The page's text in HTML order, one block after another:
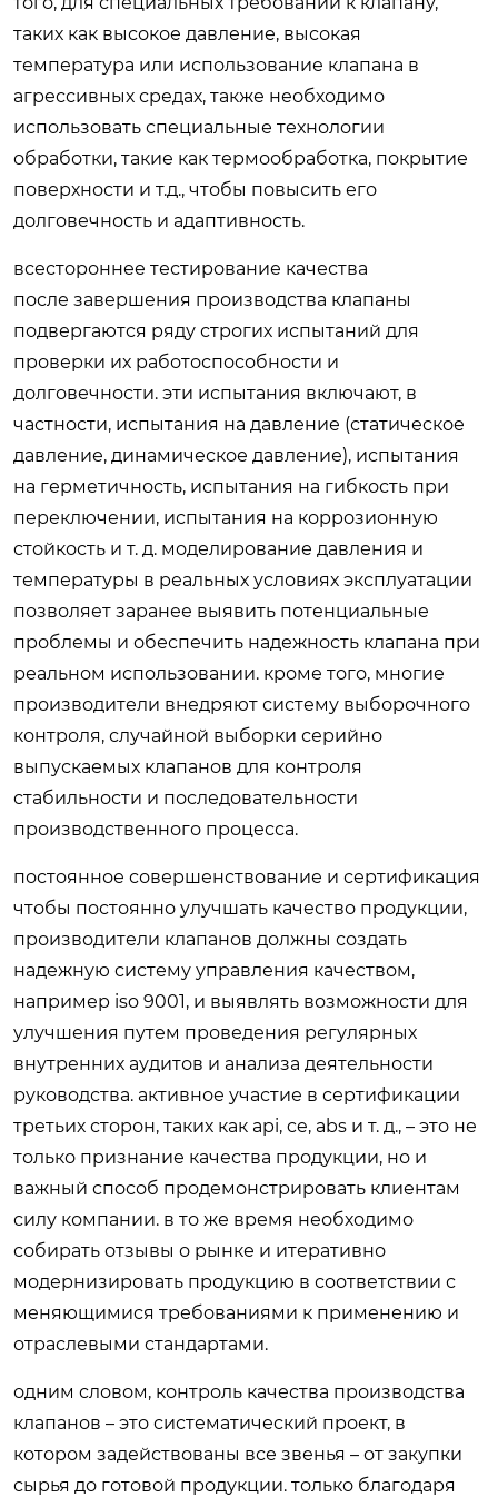
таких как высокое давление, высокая
температура или использование клапана в
агрессивных средах, также необходимо
использовать специальные технологии
обработки, такие как термообработка, покрытие
поверхности и т.д., чтобы повысить его
долговечность и адаптивность.
всестороннее тестирование качества
после завершения производства клапаны
подвергаются ряду строгих испытаний для
проверки их работоспособности и
долговечности. эти испытания включают, в
частности, испытания на давление (статическое
давление, динамическое давление), испытания
на герметичность, испытания на гибкость при
переключении, испытания на коррозионную
стойкость и т. д. моделирование давления и
температуры в реальных условиях эксплуатации
позволяет заранее выявить потенциальные
проблемы и обеспечить надежность клапана при
реальном использовании. кроме того, многие
производители внедряют систему выборочного
контроля, случайной выборки серийно
выпускаемых клапанов для контроля
стабильности и последовательности
производственного процесса.
постоянное совершенствование и сертификация
чтобы постоянно улучшать качество продукции,
производители клапанов должны создать
надежную систему управления качеством,
например iso 9001, и выявлять возможности для
улучшения путем проведения регулярных
внутренних аудитов и анализа деятельности
руководства. активное участие в сертификации
третьих сторон, таких как api, ce, abs и т. д., – это не
только признание качества продукции, но и
важный способ продемонстрировать клиентам
силу компании. в то же время необходимо
собирать отзывы о рынке и итеративно
модернизировать продукцию в соответствии с
меняющимися требованиями к применению и
отраслевыми стандартами.
одним словом, контроль качества производства
клапанов – это систематический проект, в
котором задействованы все звенья – от закупки
сырья до готовой продукции. только благодаря